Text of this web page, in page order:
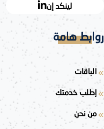
لينكد إن
روابط هامة
الباقات
إطلب خدمتك
من نحن